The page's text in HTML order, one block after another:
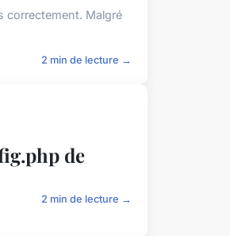
correctement. Malgré
2 min de lecture →
de
2 min de lecture →